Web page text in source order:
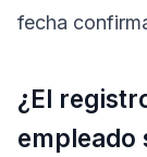
fecha
¿El
empleado